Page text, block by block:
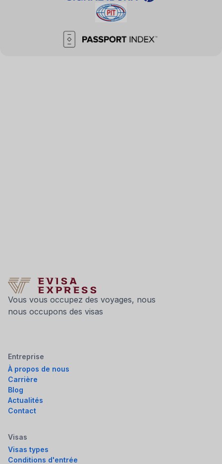
Vous vous occupez des voyages, nous
nous occupons des visas
Entreprise
À propos de nous
Carrière
Blog
Actualités
Contact
Visas
Visas types
Conditions d'entrée